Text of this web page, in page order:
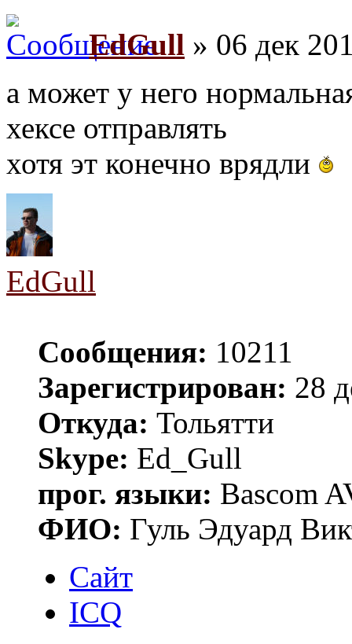
EdGull » 06 дек
а может у него
хексе отправлять
хотя эт конечно врядли
EdGull
Сообщения: 10211
Зарегистрирован: 28
Откуда: Тольятти
Skype: Ed_Gull
прог. языки: Bascom
ФИО: Гуль Эдуард
Сайт
ICQ